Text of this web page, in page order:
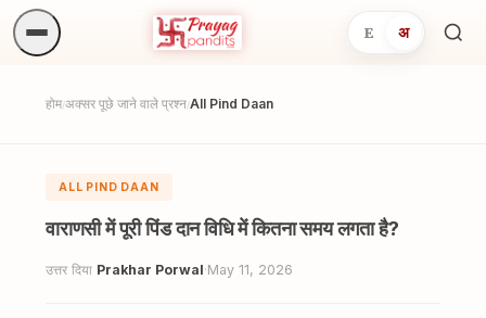
E अ
होम/अक्सर पूछे जाने वाले प्रश्न/All Pind Daan
ALL PIND DAAN
वाराणसी में पूरी पिंड दान विधि में कितना समय लगता है?
उत्तर दिया Prakhar Porwal·May 11, 2026